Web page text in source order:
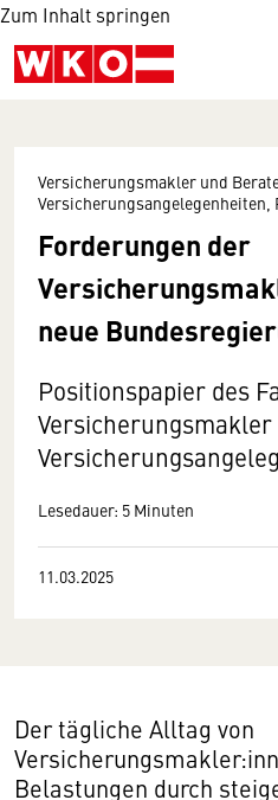
Zum Inhalt springen
Versicherungsmakler und
Versicherungsangelegenheiten,
Forderungen der
neue
Positionspapier des
Lesedauer: 5 Minuten
11.03.2025
Der tägliche Alltag von
Belastungen durch